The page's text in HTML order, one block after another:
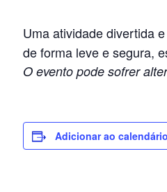
Uma atividade divertida
de forma leve e segura,
O evento pode sofrer
Adicionar ao calendário